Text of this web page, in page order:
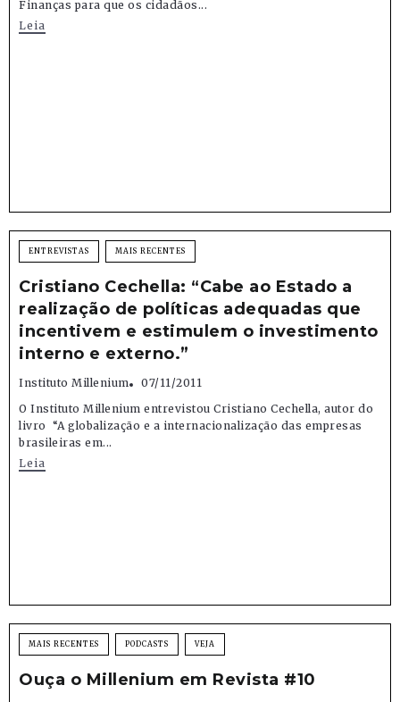
Finanças para que os cidadãos...
Leia
ENTREVISTAS MAIS RECENTES
Cristiano Cechella: “Cabe ao Estado a
realização de políticas adequadas que
incentivem e estimulem o investimento
interno e externo.”
Instituto Millenium
07/11/2011
O Instituto Millenium entrevistou Cristiano Cechella, autor do
livro “A globalização e a internacionalização das empresas
brasileiras em...
Leia
MAIS RECENTES PODCASTS VEJA
Ouça o Millenium em Revista #10